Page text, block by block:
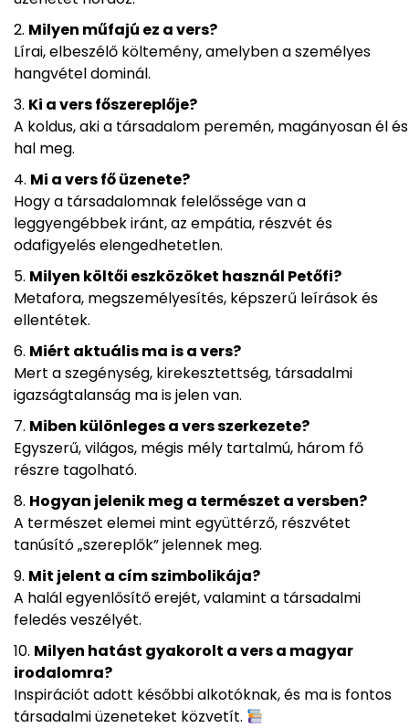
Milyen műfajú ez a vers?
Lírai, elbeszélő költemény, amelyben a személyes
hangvétel dominál.
Ki a vers főszereplője?
A koldus, aki a társadalom peremén, magányosan él és
hal meg.
Mi a vers fő üzenete?
Hogy a társadalomnak felelőssége van a
leggyengébbek iránt, az empátia, részvét és
odafigyelés elengedhetetlen.
Milyen költői eszközöket használ Petőfi?
Metafora, megszemélyesítés, képszerű leírások és
ellentétek.
Miért aktuális ma is a vers?
Mert a szegénység, kirekesztettség, társadalmi
igazságtalanság ma is jelen van.
Miben különleges a vers szerkezete?
Egyszerű, világos, mégis mély tartalmú, három fő
részre tagolható.
Hogyan jelenik meg a természet a versben?
A természet elemei mint együttérző, részvétet
tanúsító „szereplők” jelennek meg.
Mit jelent a cím szimbolikája?
A halál egyenlősítő erejét, valamint a társadalmi
feledés veszélyét.
Milyen hatást gyakorolt a vers a magyar
irodalomra?
Inspirációt adott későbbi alkotóknak, és ma is fontos
társadalmi üzeneteket közvetít.